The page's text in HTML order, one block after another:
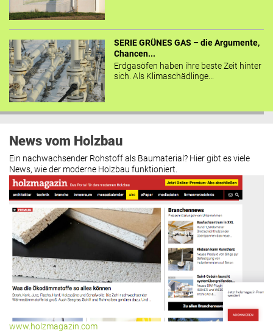
SERIE GRÜNES GAS – die Argumente,
Chancen...
Erdgasöfen haben ihre beste Zeit hinter
sich. Als Klimaschädlinge...
News vom Holzbau
Ein nachwachsender Rohstoff als Baumaterial? Hier gibt es viele
News, wie der moderne Holzbau funktioniert.
www.holzmagazin.com